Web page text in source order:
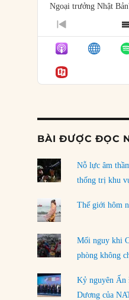
Ngoại trưởng Nhật
04/08/2026
Điểm mù chiến lược
Dương
03/08/2026
rủi ro
01/08/2026
31/07/2026
phải chịu đựng?
30/07/2026
Tập tìm cách chôn vùi
tròn thân cận của mình
PREVIOUS
EPISODE
BÀI ĐƯỢC ĐỌC
Nỗ lực âm
thống trị khu
Thế giới hôm
Mối nguy khi
phòng không
Kỷ nguyên
Dương của